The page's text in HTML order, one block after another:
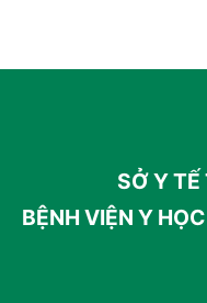
SỞ Y
BỆNH VIỆN Y